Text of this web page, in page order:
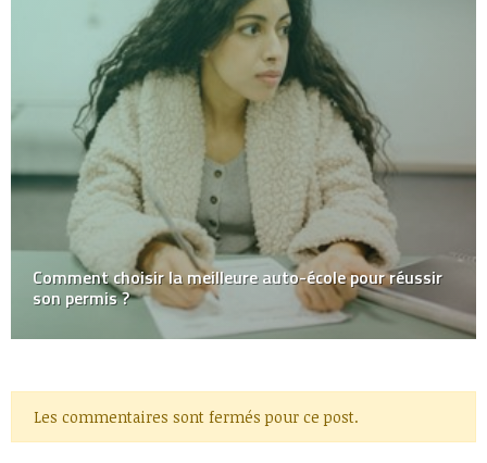
Comment choisir la meilleure auto-école pour réussir
son permis ?
Les commentaires sont fermés pour ce post.